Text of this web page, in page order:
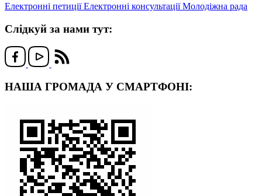
Електронні петиціїЕлектронні консультаціїМолодіжна рада
Слідкуй за нами тут:
НАША ГРОМАДА У СМАРТФОНІ: